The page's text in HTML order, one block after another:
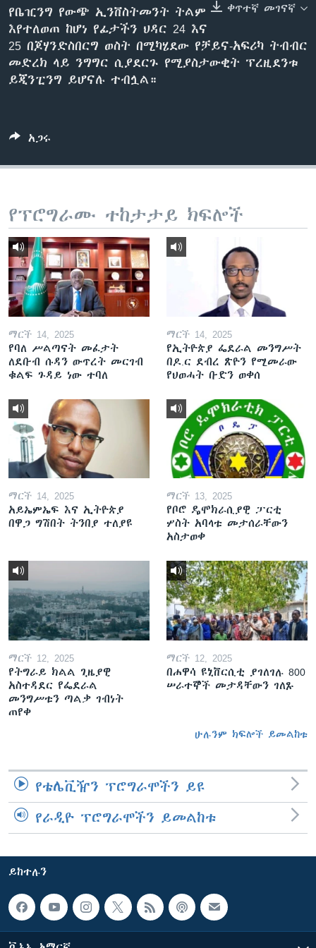
ቋንቋዎች
ቀጥተኛ መገናኛ
የቤዢንግ የውጭ ኢንቨስትመንት ትልም
እየተለወጠ ከሆነ የፊታችን ህዳር 24 እና
25 በጆሃንድስበርግ ወስት በሚካሄደው የቻይና-አፍሪካ ትብብር
መድረክ ላይ ንግግር ሲያደርጉ የሚያስታውቂት ፕረዚደንቱ
ይጂንፒንግ ይሆናሉ ተብሏል።
አጋሩ
የፕሮግራሙ ተከታታይ ክፍሎች
ማርች 14, 2025
የባለ ሥልጣናት መፈታት
ለደቡብ ሱዳን ውጥረት መርገብ
ቁልፍ ጉዳይ ነው ተባለ
ማርች 14, 2025
የኢትዮጵያ ፌደራል መንግሥት
በዶ.ር ደብረ ጽዮን የሚመራው
የህወሓት ቡድን ወቀሰ
ማርች 14, 2025
አይኤምኤፍ እና ኢትዮጵያ
በዋጋ ግሽበት ትንበያ ተለያዩ
ማርች 13, 2025
የቦሮ ዴሞክራሲያዊ ፓርቲ
ሦስት አባላቱ መታሰራቸውን
አስታወቀ
ማርች 12, 2025
የትግራይ ክልል ጊዜያዊ
አስተዳደር የፌደራል
መንግሥቱን ጣልቃ ገብነት
ጠየቀ
ማርች 12, 2025
በሐዋሳ ዩኒቨርሲቲ ያገለገሉ 800
ሠራተኞች መታዳቸውን ገለጹ
ሁሉንም ክፍሎች ይመልከቱ
የቴሌቪዥን ፕሮግራሞችን ይዩ
የራዲዮ ፕሮግራሞችን ይመልከቱ
ይከተሉን